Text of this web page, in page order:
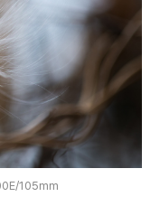
105mm